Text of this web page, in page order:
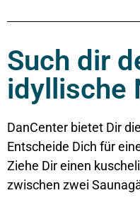
Such dir
idyllische
DanCenter bietet Dir
Entscheide Dich für
Ziehe Dir einen
zwischen zwei